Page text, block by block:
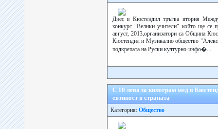
Днес в Кюстендил тръгва втория
конкурс "Велики учители" който ще се
август, 2013,организатори са Община
Кюстендил и Музикално общество
подкрепата на Руски културно-инфо�...
С 10 лева за килограм мед в
евтиност в страната
Категория: Общество